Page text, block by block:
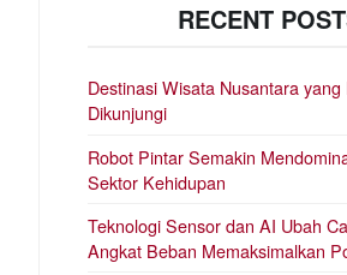
RECENT
Destinasi Wisata Nusantara yang
Dikunjungi
Robot Pintar Semakin
Sektor Kehidupan
Teknologi Sensor dan AI Ubah
Angkat Beban Memaksimalkan